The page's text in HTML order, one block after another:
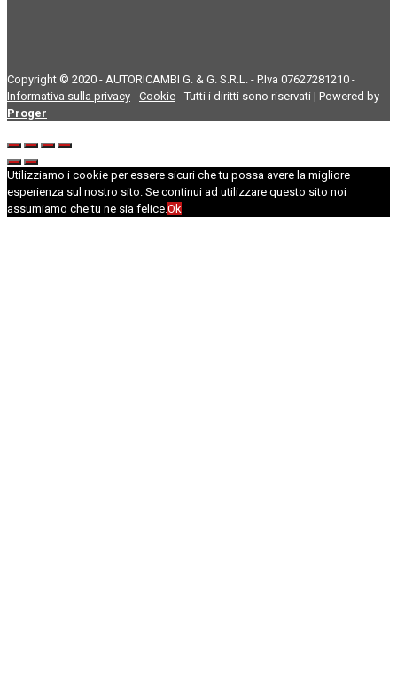
Copyright © 2020 - AUTORICAMBI G. & G. S.R.L. - P.Iva 07627281210 -
Informativa sulla privacy - Cookie - Tutti i diritti sono riservati | Powered by
Proger
Utilizziamo i cookie per essere sicuri che tu possa avere la migliore
esperienza sul nostro sito. Se continui ad utilizzare questo sito noi
assumiamo che tu ne sia felice.Ok